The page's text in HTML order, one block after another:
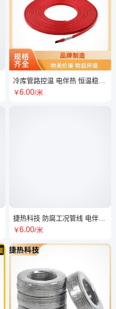
冷库管路控温 电伴热 恒温稳定
防火防潮 实力大厂 捷热科技
￥6.00/米
捷热科技 防腐工况管线 电伴热
阻燃耐温 自控调温 厂家批发
￥6.00/米